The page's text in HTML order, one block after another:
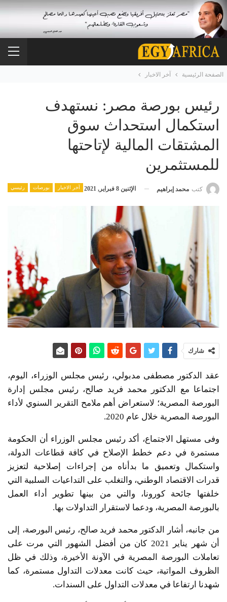
الصفحة الرئيسية آخر الاخبار
رئيس بورصة مصر: نستهدف
استكمال استحداث سوق
المشتقات المالية لإتاحتها
للمستثمرين
آخر الاخبار بورصات رئيسي كتب محمد إبراهيم الإثنين 8 فبراير, 2021
شارك
عقد الدكتور مصطفى مدبولي، رئيس مجلس الوزراء، اليوم،
اجتماعا مع الدكتور محمد فريد صالح، رئيس مجلس إدارة
البورصة المصرية؛ لاستعراض أهم ملامح التقرير السنوي لأداء
البورصة المصرية خلال عام 2020.
وفى مستهل الاجتماع، أكد رئيس مجلس الوزراء أن الحكومة
مستمرة في دعم خطط الإصلاح في كافة قطاعات الدولة،
واستكمال وتعميق ما بدأناه من إجراءات إصلاحية لتعزيز
قدرات الاقتصاد الوطني، والتغلب على التداعيات السلبية التي
خلفتها جائحة كورونا، والتي من بينها تطوير أداء العمل
بالبورصة المصرية، ودعما لاستقرار التداولات بها.
من جانبه، أشار الدكتور محمد فريد صالح، رئيس البورصة، إلى
أن شهر يناير 2021 كان من أفضل الشهور التي مرت على
تعاملات البورصة المصرية في الآونة الأخيرة، وذلك في ظل
الظروف المواتية، حيث كانت معدلات التداول مستمرة، كما
شهدنا ارتفاعا في معدلات التداول على السندات.